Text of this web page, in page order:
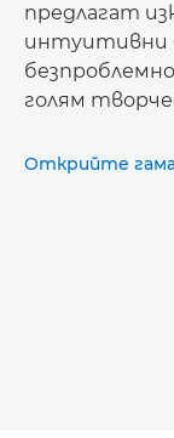
предлагат
интуитивни
голям
Открийте